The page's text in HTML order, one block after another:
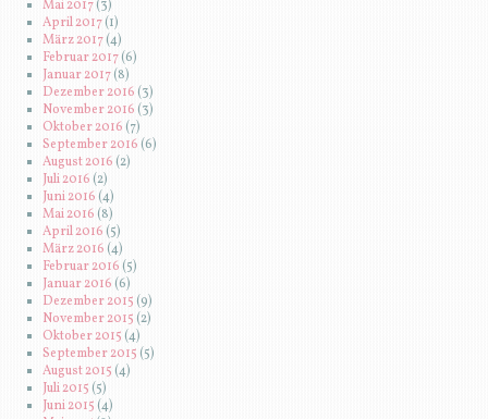
Mai 2017(3)
April 2017(1)
März 2017(4)
Februar 2017(6)
Januar 2017(8)
Dezember 2016 (3)
November 2016 (3)
Oktober 2016(7)
September 2016 (6)
August 2016(2)
Juli 2016(2)
Juni 2016 (4)
Mai 2016 (8)
April 2016(5)
März 2016 (4)
Februar 2016(5)
Januar 2016 (6)
Dezember 2015 (9)
November 2015 (2)
Oktober 2015 (4)
September 2015 (5)
August 2015 (4)
Juli 2015 (5)
Juni 2015 (4)